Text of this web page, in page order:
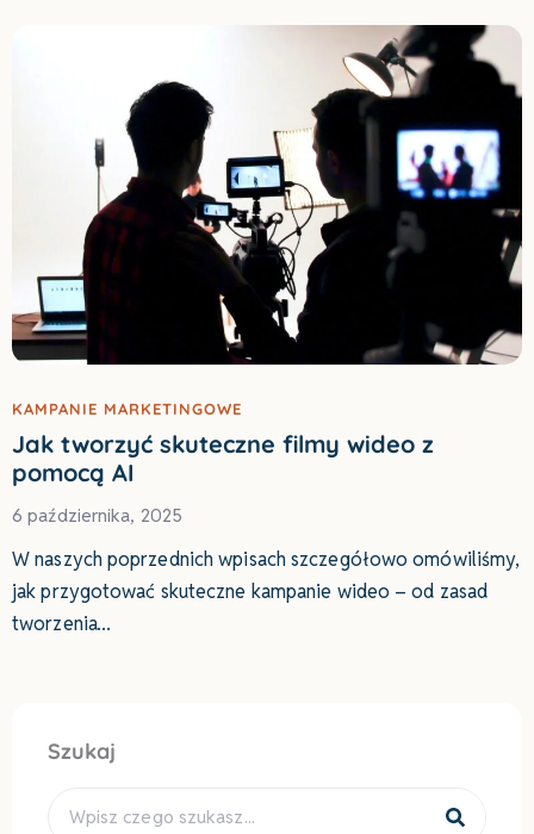
KAMPANIE MARKETINGOWE
Jak tworzyć skuteczne filmy wideo z
pomocą AI
6 października, 2025
W naszych poprzednich wpisach szczegółowo omówiliśmy,
jak przygotować skuteczne kampanie wideo – od zasad
tworzenia
Szukaj